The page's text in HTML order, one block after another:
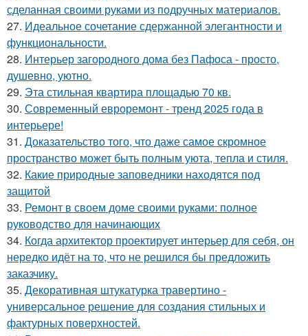
сделанная своими руками из подручных материалов.
27. Идеальное сочетание сдержанной элегантности и
функциональности.
28. Интерьер загородного дома без Пафоса - просто,
душевно, уютно.
29. Эта стильная квартира площадью 70 кв.
30. Современный евроремонт - тренд 2025 года в
интерьере!
31. Доказательство того, что даже самое скромное
пространство может быть полным уюта, тепла и стиля.
32. Какие природные заповедники находятся под
защитой
33. Ремонт в своем доме своими руками: полное
руководство для начинающих
34. Когда архитектор проектирует интерьер для себя, он
нередко идёт на то, что не решился бы предложить
заказчику.
35. Декоративная штукатурка травертино -
универсальное решение для создания стильных и
фактурных поверхностей.